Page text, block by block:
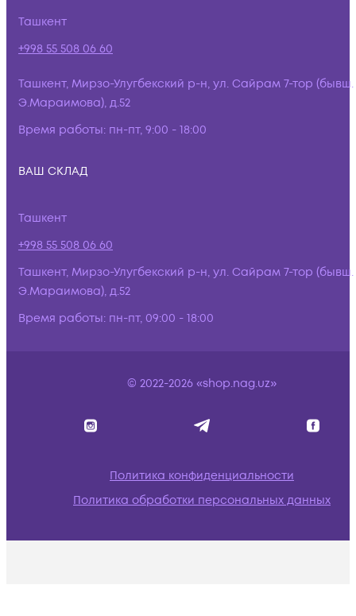
Ташкент
+998 55 508 06 60
Ташкент, Мирзо-Улугбекский р-н, ул. Сайрам 7-тор (бывш.
Э.Мараимова), д.52
Время работы: пн-пт, 9:00 - 18:00
ВАШ СКЛАД
Ташкент
+998 55 508 06 60
Ташкент, Мирзо-Улугбекский р-н, ул. Сайрам 7-тор (бывш.
Э.Мараимова), д.52
Время работы: пн-пт, 09:00 - 18:00
© 2022-2026 «shop.nag.uz»
Политика конфиденциальности
Политика обработки персональных данных